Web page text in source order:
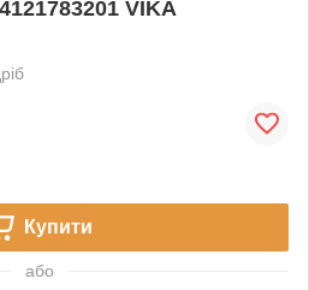
VIKA
Купити
або